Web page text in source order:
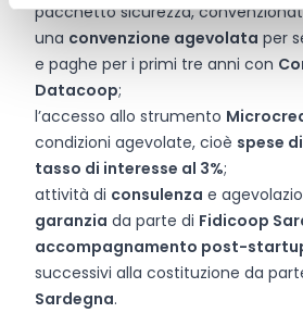
pacchetto sicurezza,
una convenzione agevolata per
e paghe per i primi tre anni con
Datacoop;
l’accesso allo strumento
condizioni agevolate, cioè spese
tasso di interesse al 3%;
attività di consulenza e
garanzia da parte di Fidicoop
accompagnamento post-
successivi alla costituzione da
Sardegna.